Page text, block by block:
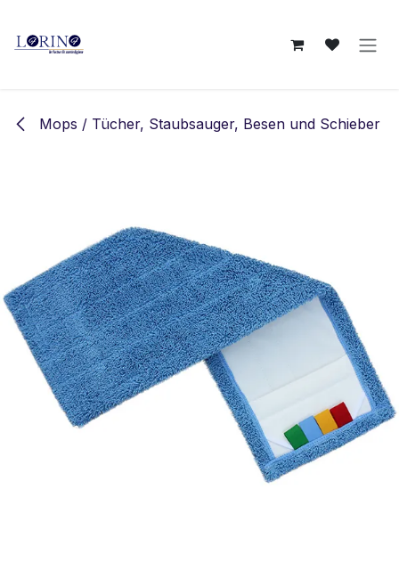
Mops / Tücher, Staubsauger, Besen und Schieber